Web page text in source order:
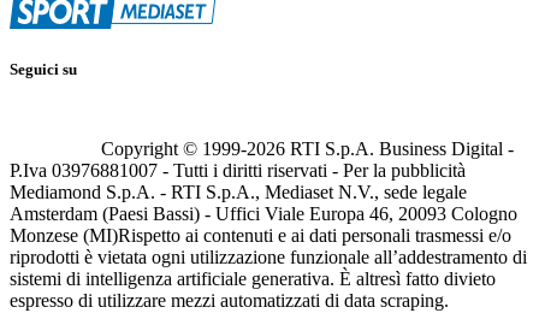
Seguici su
Copyright © 1999-2026 RTI S.p.A. Business Digital -
P.Iva 03976881007 - Tutti i diritti riservati - Per la pubblicità
Mediamond S.p.A. - RTI S.p.A., Mediaset N.V., sede legale
Amsterdam (Paesi Bassi) - Uffici Viale Europa 46, 20093 Cologno
Monzese (MI)Rispetto ai contenuti e ai dati personali trasmessi e/o
riprodotti è vietata ogni utilizzazione funzionale all’addestramento di
sistemi di intelligenza artificiale generativa. È altresì fatto divieto
espresso di utilizzare mezzi automatizzati di data scraping.